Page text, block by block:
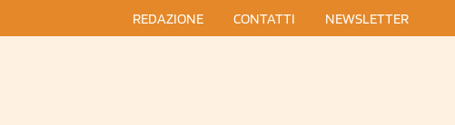
REDAZIONE CONTATTI NEWSLETTER